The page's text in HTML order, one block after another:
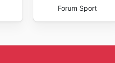
Forum Sport